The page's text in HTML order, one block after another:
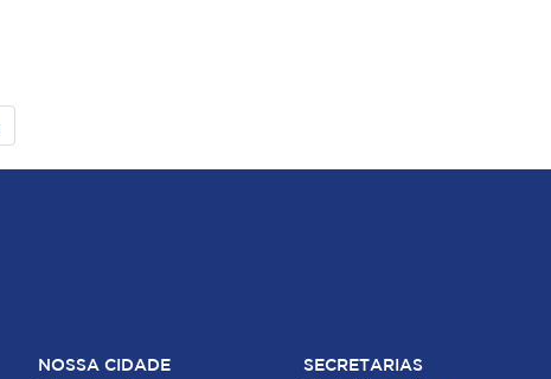
NOSSA CIDADE
SECRETARIAS